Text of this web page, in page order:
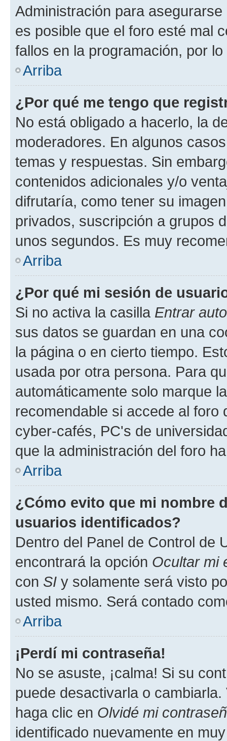
Administración para
es posible que el foro esté mal
fallos en la programación, por
Arriba
¿Por qué me tengo que
No está obligado a hacerlo, la
moderadores. En algunos
temas y respuestas. Sin
contenidos adicionales y/o
difrutaría, como tener su
privados, suscripción a grupos
unos segundos. Es muy
Arriba
¿Por qué mi sesión de
Si no activa la casilla Entrar
sus datos se guardan en una
la página o en cierto tiempo.
usada por otra persona. Para
automáticamente solo marque
recomendable si accede al foro
cyber-cafés, PC's de
que la administración del foro
Arriba
¿Cómo evito que mi nombre
usuarios identificados?
Dentro del Panel de Control de
encontrará la opción Ocultar mi
con SI y solamente será visto
usted mismo. Será contado
Arriba
¡Perdí mi contraseña!
No se asuste, ¡calma! Si su
puede desactivarla o
haga clic en Olvidé mi
identificado nuevamente en